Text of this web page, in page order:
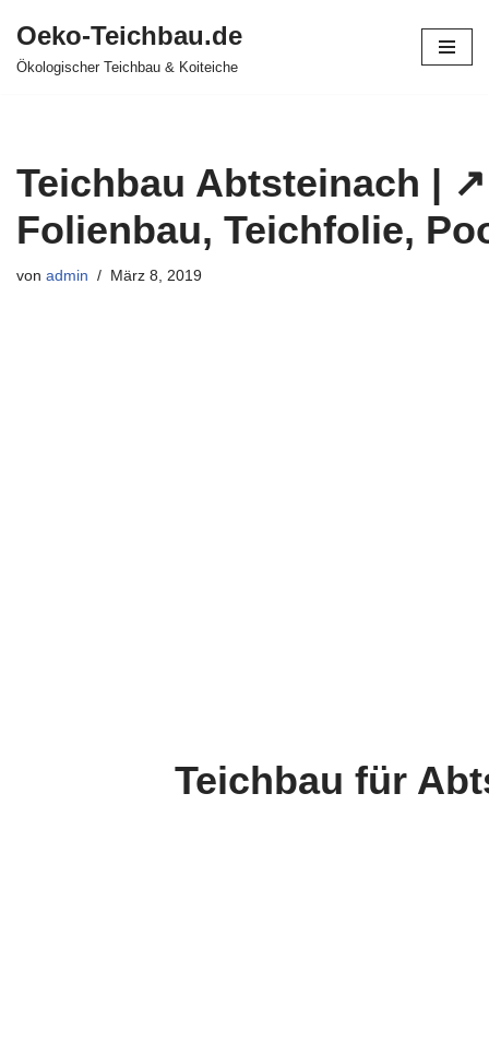
Zum
Oeko-Teichbau.de
Ökologischer Teichbau & Koiteiche
Teichbau Abtsteinach |
Folienbau, Teichfolie,
von admin März 8, 2019
Teichbau für